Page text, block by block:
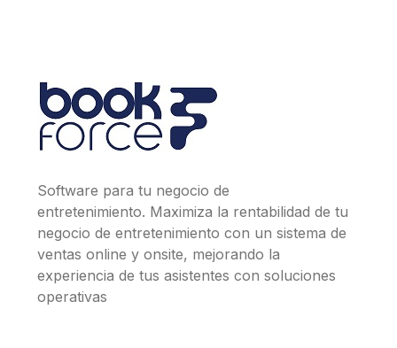
Software para tu negocio de
entretenimiento. Maximiza la rentabilidad de tu
negocio de entretenimiento con un sistema de
ventas online y onsite, mejorando la
experiencia de tus asistentes con soluciones
operativas